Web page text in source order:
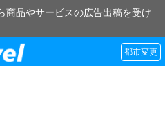
商品やサービスの広告出稿を受け
都市変更